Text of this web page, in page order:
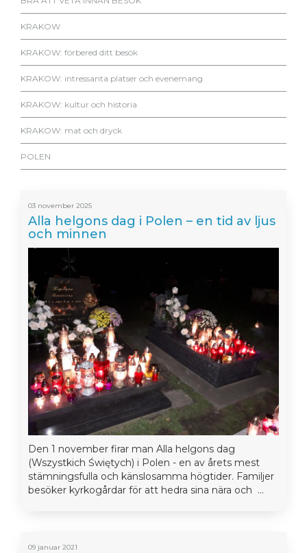
KRAKOW
KRAKOW: förbered ditt besök
KRAKOW: intressanta platser och evenemang
KRAKOW: kultur och historia
KRAKOW: mat och dryck
POLEN
03 november 2025
Alla helgons dag i Polen – en tid av ljus
och minnen
Den 1 november firar man Alla helgons dag
(Wszystkich Świętych) i Polen - en av årets mest
stämningsfulla och känslosamma högtider. Familjer
besöker kyrkogårdar för att hedra sina nära och ...
09 januar 2021